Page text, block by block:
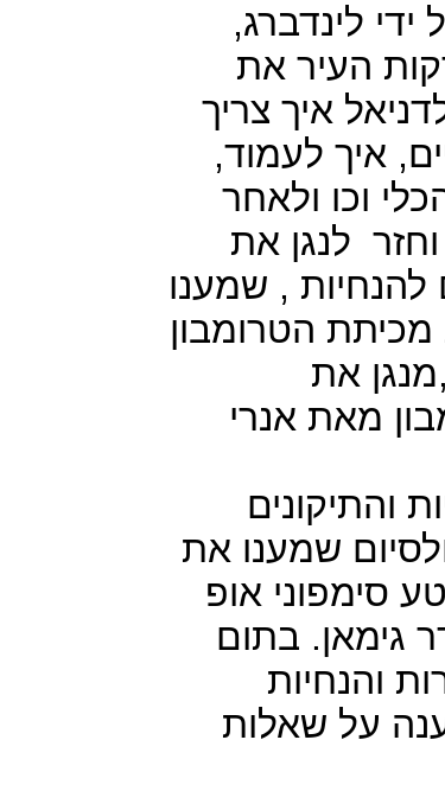
לינדברג,
,משך כ40 דקות העיר את
איך צריך
איך לעמוד,
וכו ולאחר
לנגן את
, שמענו
הטרומבון
את
מאת אנרי
והתיקונים
רגע ולסיום שמענו את
סימפוני אופ
גימאן. בתום
והנחיות
על שאלות